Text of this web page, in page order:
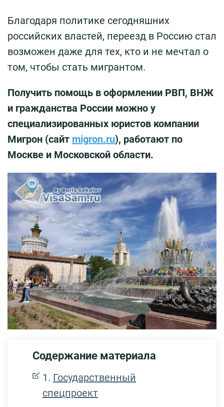
Благодаря политике сегодняшних
российских властей, переезд в Россию стал
возможен даже для тех, кто и не мечтал о
том, чтобы стать мигрантом.
Получить помощь в оформлении РВП, ВНЖ
и гражданства России можно у
специализированных юристов компании
Мигрон (сайт migron.ru), работают по
Москве и Московской области.
Содержание материала
Государственный
спецпроект